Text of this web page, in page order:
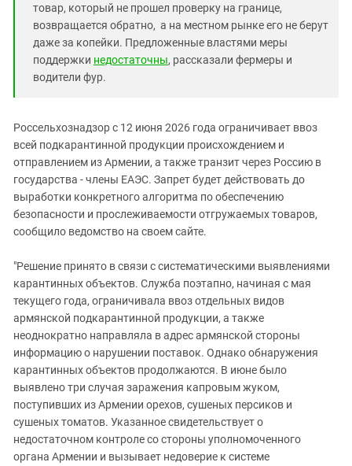
товар, который не прошел проверку на границе,
возвращается обратно, а на местном рынке его не берут
даже за копейки. Предложенные властями меры
поддержки недостаточны, рассказали фермеры и
водители фур.
Россельхознадзор с 12 июня 2026 года ограничивает ввоз
всей подкарантинной продукции происхождением и
отправлением из Армении, а также транзит через Россию в
государства - члены ЕАЭС. Запрет будет действовать до
выработки конкретного алгоритма по обеспечению
безопасности и прослеживаемости отгружаемых товаров,
сообщило ведомство на своем сайте.
"Решение принято в связи с систематическими выявлениями
карантинных объектов. Служба поэтапно, начиная с мая
текущего года, ограничивала ввоз отдельных видов
армянской подкарантинной продукции, а также
неоднократно направляла в адрес армянской стороны
информацию о нарушении поставок. Однако обнаружения
карантинных объектов продолжаются. В июне было
выявлено три случая заражения капровым жуком,
поступивших из Армении орехов, сушеных персиков и
сушеных томатов. Указанное свидетельствует о
недостаточном контроле со стороны уполномоченного
органа Армении и вызывает недоверие к системе